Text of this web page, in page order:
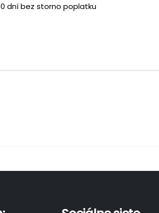
dní bez storno poplatku